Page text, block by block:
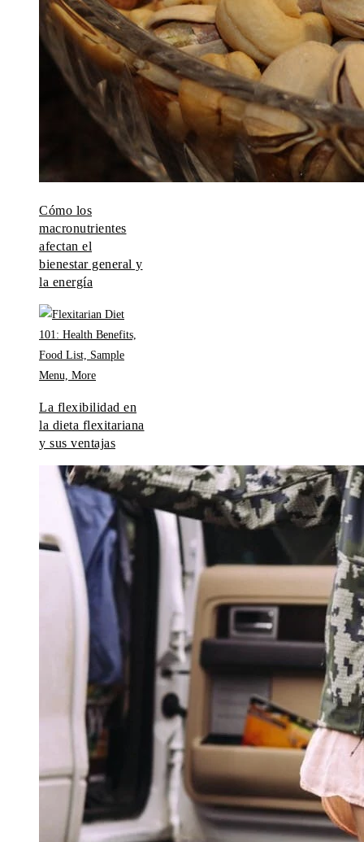
Cómo los
macronutrientes
afectan el
bienestar general y
la energía
La flexibilidad en
la dieta flexitariana
y sus ventajas